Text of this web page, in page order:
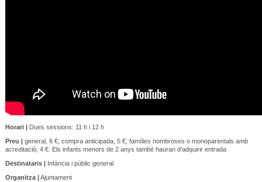
Horari |Dues sessions: 11 h i 12 h
Preu |general, 6 €; compra anticipada, 5 €; famílies nombroses o monoparentals amb
acreditació, 4 €. Els infants menors de 2 anys també hauran d'adquirir entrada
Destinataris |Infància i públic general
Organitza |Ajuntament